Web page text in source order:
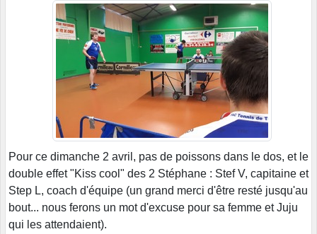
Pour ce dimanche 2 avril, pas de poissons dans le dos, et le
double effet "Kiss cool" des 2 Stéphane : Stef V, capitaine et
Step L, coach d'équipe (un grand merci d'être resté jusqu'au
bout... nous ferons un mot d'excuse pour sa femme et Juju
qui les attendaient).